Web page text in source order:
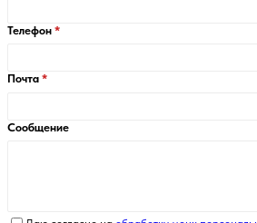
Телефон
Почта
Сообщение